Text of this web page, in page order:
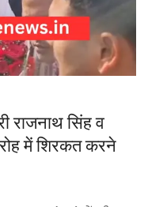
राजनाथ सिंह व
में शिरकत करने